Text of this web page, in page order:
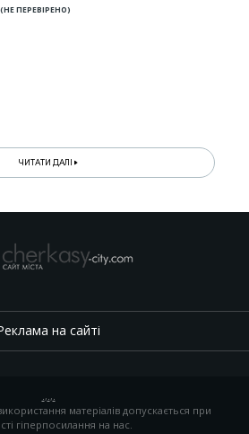
ПЕРЕВІРЕНО)
ЧИТАТИ ДАЛІ
на сайті
.,.,.
матеріалів допускається при
гіперпосилання на нас.